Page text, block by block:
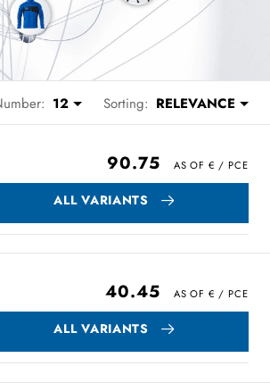
12 Sorting: RELEVANCE
90.75
ALL VARIANTS
40.45
ALL VARIANTS